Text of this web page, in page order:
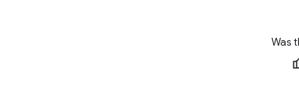
Was